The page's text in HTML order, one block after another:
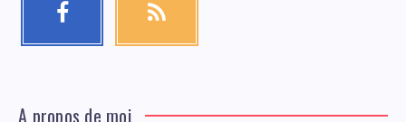
A propos de moi